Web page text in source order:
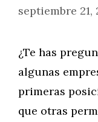
septiembre 21,
¿Te has
algunas
primeras
que otras